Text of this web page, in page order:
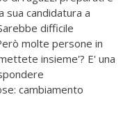
sua candidatura a
difficile
molte persone in
insieme'? E' una
cambiamento